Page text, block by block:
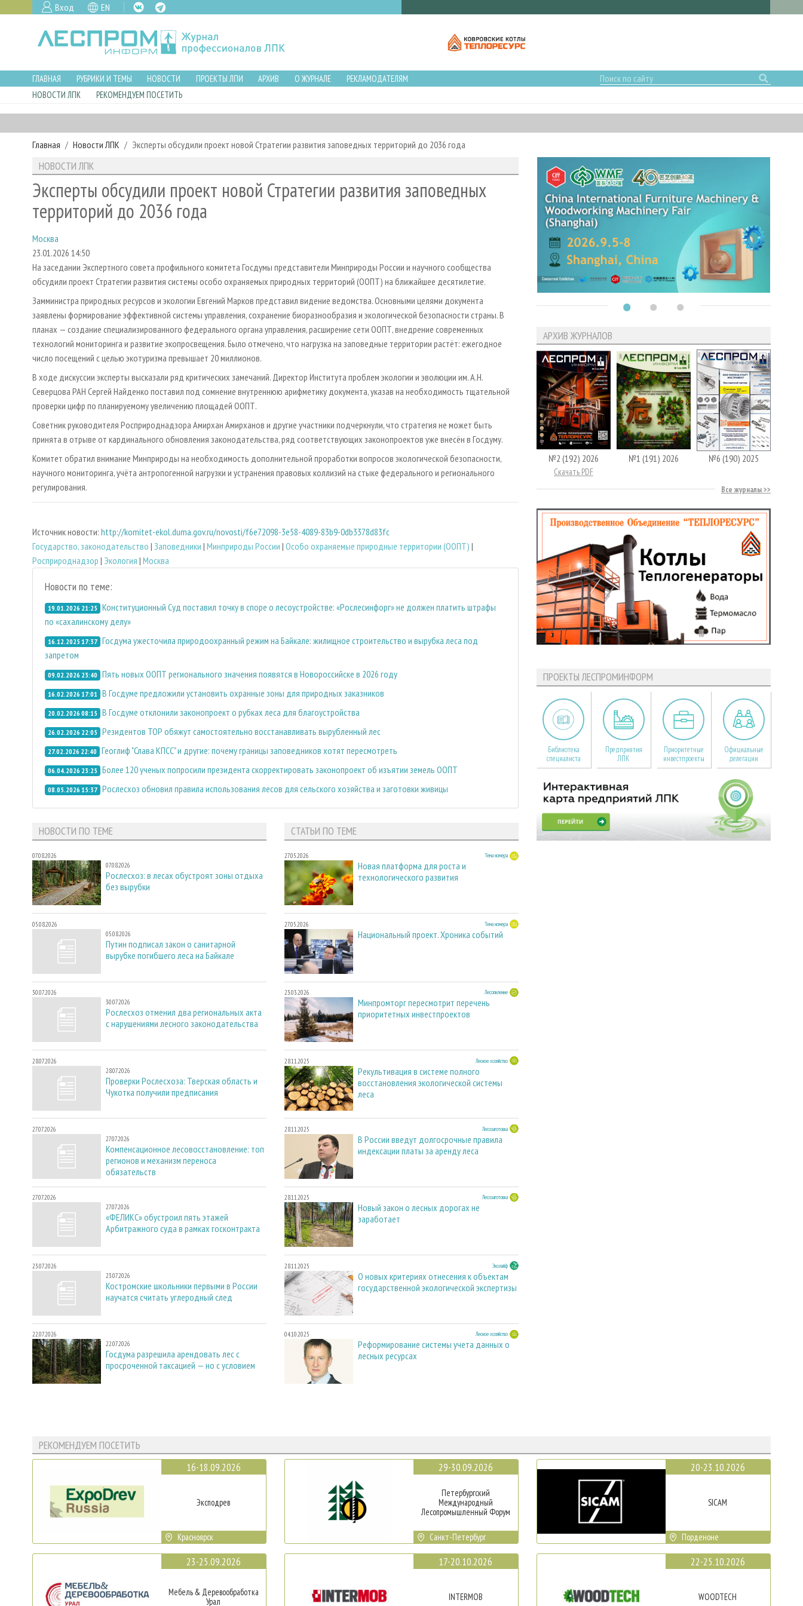
Вход EN
ГЛАВНАЯ РУБРИКИ И ТЕМЫ НОВОСТИ ПРОЕКТЫ ЛПИ АРХИВ О ЖУРНАЛЕ
РЕКЛАМОДАТЕЛЯМ
НОВОСТИ ЛПК
РЕКОМЕНДУЕМ ПОСЕТИТЬ
Главная Новости ЛПК Эксперты обсудили проект новой Стратегии развития заповедных территорий до 2036 года
НОВОСТИ ЛПК
Эксперты обсудили проект новой Стратегии развития заповедных
территорий до 2036 года
Москва
23.01.2026 14:50
На заседании Экспертного совета профильного комитета Госдумы представители Минприроды России и научного сообщества
обсудили проект Стратегии развития системы особо охраняемых природных территорий (ООПТ) на ближайшее десятилетие.
Замминистра природных ресурсов и экологии Евгений Марков представил видение ведомства. Основными целями документа
заявлены формирование эффективной системы управления, сохранение биоразнообразия и экологической безопасности страны. В
планах — создание специализированного федерального органа управления, расширение сети ООПТ, внедрение современных
технологий мониторинга и развитие экопросвещения. Было отмечено, что нагрузка на заповедные территории растёт: ежегодное
число посещений с целью экотуризма превышает 20 миллионов.
В ходе дискуссии эксперты высказали ряд критических замечаний. Директор Института проблем экологии и эволюции им. А.Н.
Северцова РАН Сергей Найденко поставил под сомнение внутреннюю арифметику документа, указав на необходимость тщательной
проверки цифр по планируемому увеличению площадей ООПТ.
Советник руководителя Росприроднадзора Амирхан Амирханов и другие участники подчеркнули, что стратегия не может быть
принята в отрыве от кардинального обновления законодательства, ряд соответствующих законопроектов уже внесён в Госдуму.
Комитет обратил внимание Минприроды на необходимость дополнительной проработки вопросов экологической безопасности,
научного мониторинга, учёта антропогенной нагрузки и устранения правовых коллизий на стыке федерального и регионального
регулирования.
Источник новости: http://komitet-ekol.duma.gov.ru/novosti/f6e72098-3e58-4089-83b9-0db3378d83fc
Государство, законодательство | Заповедники | Минприроды России | Особо охраняемые природные территории (ООПТ) |
Росприроднадзор | Экология | Москва
Новости по теме:
19.01.2026 21:25 Конституционный Суд поставил точку в споре о лесоустройстве: «Рослесинфорг» не должен платить штрафы
по «сахалинскому делу»
16.12.2025 17:37 Госдума ужесточила природоохранный режим на Байкале: жилищное строительство и вырубка леса под
запретом
09.02.2026 23:40 Пять новых ООПТ регионального значения появятся в Новороссийске в 2026 году
16.02.2026 17:01 В Госдуме предложили установить охранные зоны для природных заказников
20.02.2026 08:15 В Госдуме отклонили законопроект о рубках леса для благоустройства
26.02.2026 22:05 Резидентов ТОР обяжут самостоятельно восстанавливать вырубленный лес
27.02.2026 22:40 Геоглиф "Слава КПСС" и другие: почему границы заповедников хотят пересмотреть
06.04.2026 23:25 Более 120 ученых попросили президента скорректировать законопроект об изъятии земель ООПТ
08.05.2026 15:37 Рослесхоз обновил правила использования лесов для сельского хозяйства и заготовки живицы
НОВОСТИ ПО ТЕМЕ
07.08.2026
07.08.2026
Рослесхоз: в лесах обустроят зоны отдыха
без вырубки
05.08.2026
05.08.2026
Путин подписал закон о санитарной
вырубке погибшего леса на Байкале
30.07.2026
30.07.2026
Рослесхоз отменил два региональных акта
с нарушениями лесного законодательства
28.07.2026
28.07.2026
Проверки Рослесхоза: Тверская область и
Чукотка получили предписания
27.07.2026
27.07.2026
Компенсационное лесовосстановление: топ
регионов и механизм переноса
обязательств
27.07.2026
27.07.2026
«ФЕЛИКС» обустроил пять этажей
Арбитражного суда в рамках госконтракта
23.07.2026
23.07.2026
Костромские школьники первыми в России
научатся считать углеродный след
22.07.2026
22.07.2026
Госдума разрешила арендовать лес с
просроченной таксацией — но с условием
СТАТЬИ ПО ТЕМЕ
27.05.2026 Тема номера
Новая платформа для роста и
технологического развития
27.05.2026 Тема номера
Национальный проект. Хроника событий
23.03.2026 Лесопиление
Минпромторг пересмотрит перечень
приоритетных инвестпроектов
28.11.2025 Лесное хозяйство
Рекультивация в системе полного
восстановления экологической системы
леса
28.11.2025 Лесозаготовка
В России введут долгосрочные правила
индексации платы за аренду леса
28.11.2025 Лесозаготовка
Новый закон о лесных дорогах не
заработает
28.11.2025 Эколайф
О новых критериях отнесения к объектам
государственной экологической экспертизы
04.10.2025 Лесное хозяйство
Реформирование системы учета данных о
лесных ресурсах
АРХИВ ЖУРНАЛОВ
№2 (192) 2026
Скачать PDF
№1 (191) 2026 №6 (190) 2025
Все журналы
ПРОЕКТЫ ЛЕСПРОМИНФОРМ
Библиотека
специалиста
Предприятия
ЛПК
Приоритетные
инвестпроекты
Официальные
делегации
РЕКОМЕНДУЕМ ПОСЕТИТЬ
16-18.09.2026
Эксподрев
Красноярск
23-25.09.2026
Мебель & Деревообработка
Урал
29-30.09.2026
Петербургский
Международный
Лесопромышленный Форум
Санкт-Петербург
17-20.10.2026
INTERMOB
20-23.10.2026
SICAM
Порденоне
22-25.10.2026
WOODTECH